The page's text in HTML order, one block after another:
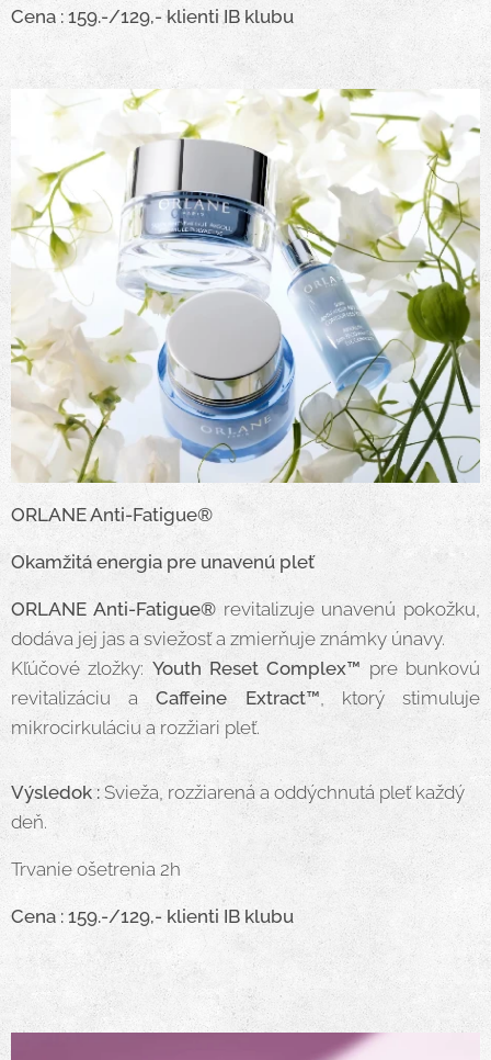
Cena : 159.-/129,- klienti IB klubu
ORLANE Anti-Fatigue®
Okamžitá energia pre unavenú pleť
ORLANE Anti-Fatigue®revitalizuje unavenú pokožku,
dodáva jej jas a sviežosť a zmierňuje známky únavy.
Kľúčové zložky: Youth Reset Complex™ pre bunkovú
revitalizáciu aCaffeine Extract™, ktorý stimuluje
mikrocirkuláciu a rozžiari pleť.
Výsledok :Svieža, rozžiarená a oddýchnutá pleť každý
deň.
Trvanie ošetrenia 2h
Cena : 159.-/129,- klienti IB klubu